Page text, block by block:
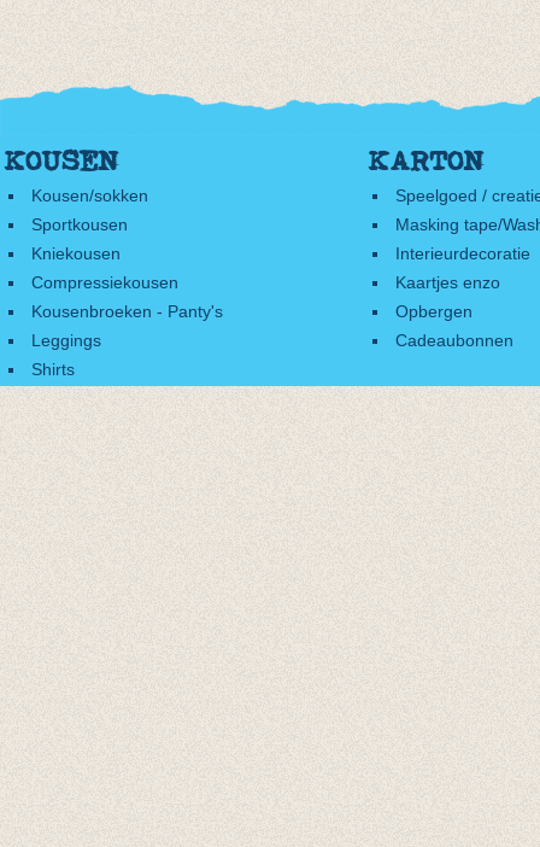
KOUSEN
Kousen/sokken
Sportkousen
Kniekousen
Compressiekousen
Kousenbroeken - Panty's
Leggings
Shirts
KARTON
Speelgoed /
Masking tape/
Interieurdecoratie
Kaartjes enzo
Opbergen
Cadeaubonnen